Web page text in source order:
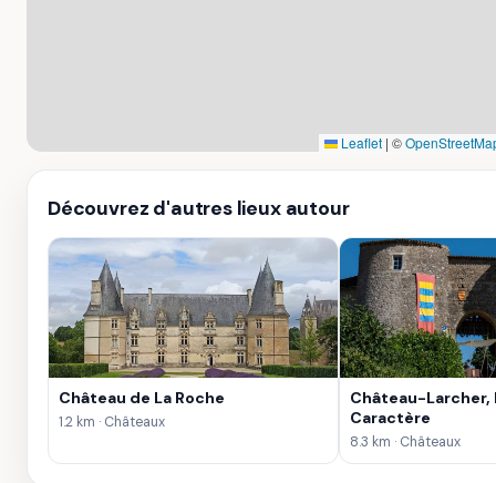
Leaflet | ©
Découvrez d'autres lieux autour
Château de La Roche
1.2 km · Châteaux
Château-
Caractère
8.3 km · Châteaux